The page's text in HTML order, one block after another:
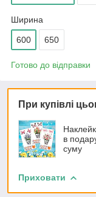
Ширина
600 650
Готово до відправки
При купівлі
в
суму
Приховати